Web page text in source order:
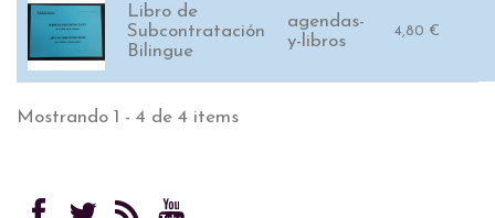
Libro de
Subcontratación
Bilingue
agendas-
y-libros
4,80 €
Mostrando 1 - 4 de 4 items